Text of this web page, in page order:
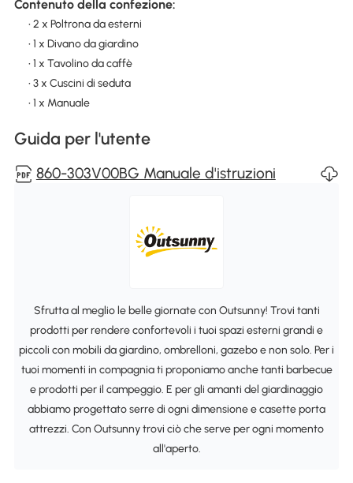
Contenuto della confezione:
• 2 x Poltrona da esterni
• 1 x Divano da giardino
• 1 x Tavolino da caffè
• 3 x Cuscini di seduta
• 1 x Manuale
Guida per l'utente
860-303V00BG Manuale d'istruzioni
Sfrutta al meglio le belle giornate con Outsunny! Trovi tanti
prodotti per rendere confortevoli i tuoi spazi esterni grandi e
piccoli con mobili da giardino, ombrelloni, gazebo e non solo. Per i
tuoi momenti in compagnia ti proponiamo anche tanti barbecue
e prodotti per il campeggio. E per gli amanti del giardinaggio
abbiamo progettato serre di ogni dimensione e casette porta
attrezzi. Con Outsunny trovi ciò che serve per ogni momento
all'aperto.